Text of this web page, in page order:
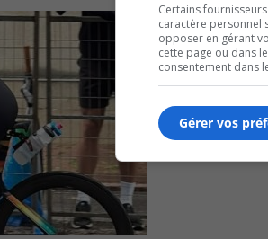
Certains
caractère personnel
opposer en gérant
cette page ou dans
consentement dans
Gérer vos